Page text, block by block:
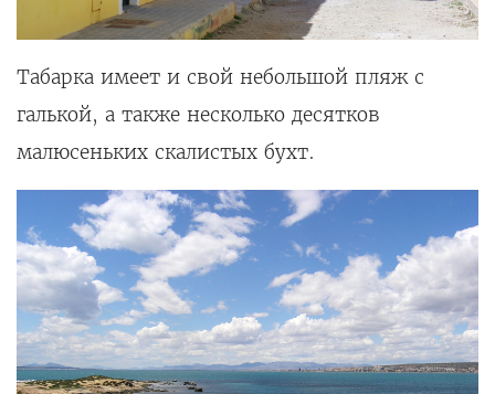
Табарка имеет и свой небольшой пляж с
галькой, а также несколько десятков
малюсеньких скалистых бухт.